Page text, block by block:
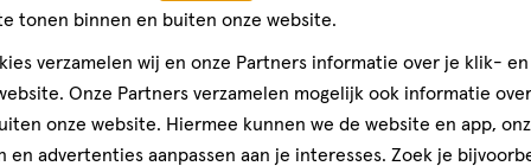
tonen binnen en buiten onze website.
verzamelen wij en onze Partners informatie over je klik-
Onze Partners verzamelen mogelijk ook informatie
onze website. Hiermee kunnen we de website en app,
en advertenties aanpassen aan je interesses. Zoek je